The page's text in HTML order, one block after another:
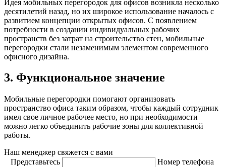
Идея мобильных перегородок для офисов возникла несколько
десятилетий назад, но их широкое использование началось с
развитием концепции открытых офисов. С появлением
потребности в создании индивидуальных рабочих
пространств без затрат на строительство стен, мобильные
перегородки стали незаменимым элементом современного
офисного дизайна.
3. Функциональное значение
Мобильные перегородки помогают организовать
пространство офиса таким образом, чтобы каждый сотрудник
имел свое личное рабочее место, но при необходимости
можно легко объединить рабочие зоны для коллективной
работы.
Наш менеджер свяжется с вами
Представьтесь
Номер телефона